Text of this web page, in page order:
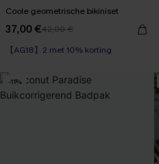
Coole geometrische bikiniset
37,00 €42,00 €
【AG18】2 met 10% korting
-11%